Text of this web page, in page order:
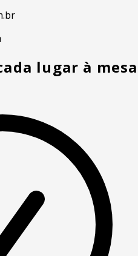
lugar à mesa